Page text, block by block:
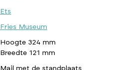
Ets
Fries Museum
Hoogte 324 mm
Breedte 121 mm
Mail met de standplaats